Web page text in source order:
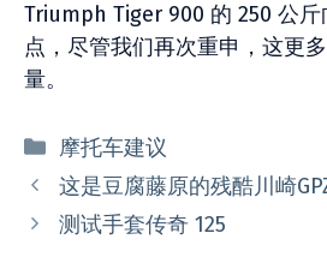
Triumph Tiger 900 的 250 公
点，尽管我们再次重申，这更
量。
分
类
摩托车建议
这是豆腐藤原的残酷川崎
测试手套传奇 125